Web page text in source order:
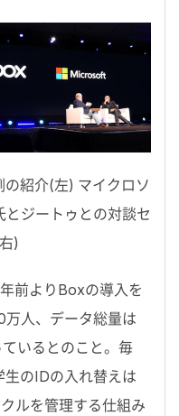
紹介(左) マイクロソ
とジートゥとの対談セ
)
前よりBoxの導入を
万人、データ総量は
いるとのこと。毎
のIDの入れ替えは
ルを管理する仕組み